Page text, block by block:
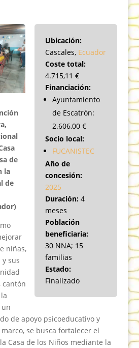
Ubicación:
Cascales, Ecuador
Coste total:
4.715,11 €
Financiación:
Ayuntamiento
de Escatrón:
2.606,00 €
Socio local:
FUCANISTEC
Año de
concesión:
2025
Duración: 4
meses
Población
beneficiaria:
30 NNA; 15
familias
Estado:
Finalizado
de
la
de
niñas,
y sus
cantón
de apoyo psicoeducativo y
se busca fortalecer el
Casa de los Niños mediante la